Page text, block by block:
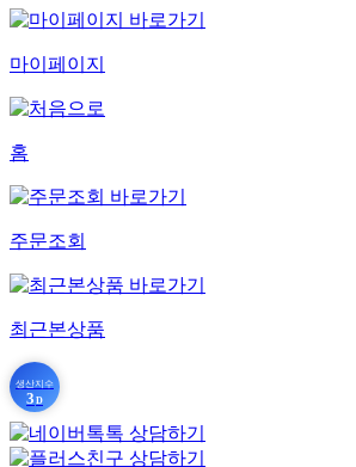
마이페이지
홈
주문조회
최근본상품
생산지수
3 D